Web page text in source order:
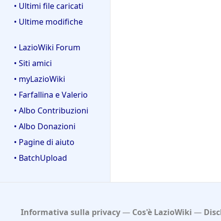
• Ultimi file caricati
• Ultime modifiche
• LazioWiki Forum
• Siti amici
• myLazioWiki
• Farfallina e Valerio
• Albo Contribuzioni
• Albo Donazioni
• Pagine di aiuto
• BatchUpload
Informativa sulla privacy Cos'è LazioWiki